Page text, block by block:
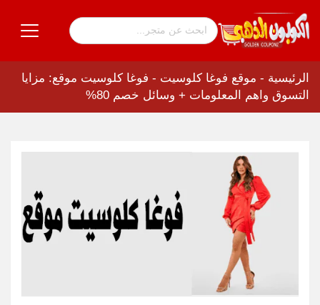
الرئيسية - موقع فوغا كلوسيت - فوغا كلوسيت موقع: مزايا
التسوق واهم المعلومات + وسائل خصم 80%